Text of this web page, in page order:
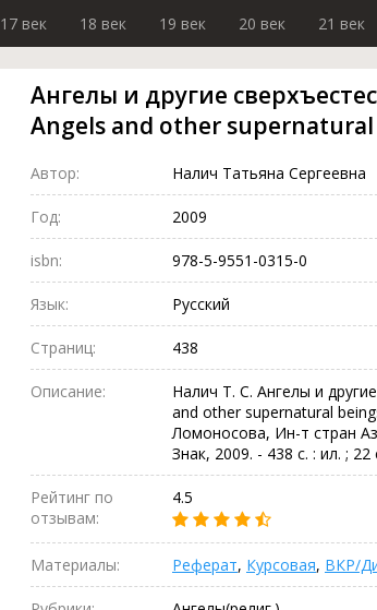
17 век 18 век 19 век 20 век 21 век
Ангелы и другие
Angels and other
Автор: Налич Татьяна Сергеевна
Год: 2009
isbn: 978-5-9551-0315-0
Язык: Русский
Страниц: 438
Описание:
Налич Т. С. Ангелы и
and other supernatural
Ломоносова, Ин-т стран
Знак, 2009. - 438 с. : ил. ;
Рейтинг по
отзывам:
4.5
Материалы: Реферат, Курсовая, ВКР/